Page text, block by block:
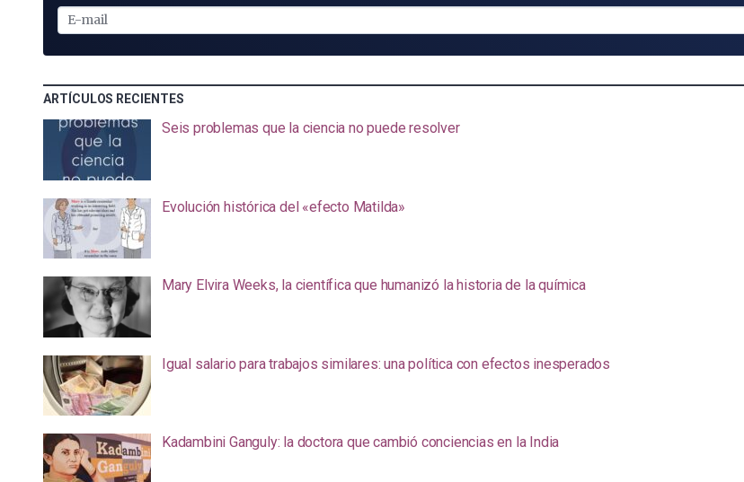
E-
MAIL
ARTÍCULOS RECIENTES
Seis problemas que la ciencia no puede resolver
Evolución histórica del «efecto Matilda»
Mary Elvira Weeks, la científica que humanizó la historia de la química
Igual salario para trabajos similares: una política con efectos inesperados
Kadambini Ganguly: la doctora que cambió conciencias en la India